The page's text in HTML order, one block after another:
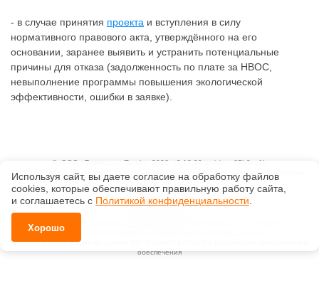
- в случае принятия проекта и вступления в силу
нормативного правового акта, утверждённого на его
основании, заранее выявить и устранить потенциальные
причины для отказа (задолженность по плате за НВОС,
невыполнение программы повышения экологической
эффективности, ошибки в заявке).
© ООО «Техэксперт-Проф»
, 2026, v2.12.20 revision: 67b0ca1b
ОКВЭД: 63.11.1, Коды видов деятельности в области информационных технологий:
1.01, 3.01
Ценовая политика
Технологии
Положение по обработке и защите персональных данных
Справка о регистрации продуктов АО «Кодекс» в Реестре российского программного
обеспечения
Используя сайт, вы даете согласие на обработку файлов
сооkiеs, которые обеспечивают правильную работу сайта,
и соглашаетесь с Политикой конфиденциальности
Хорошо